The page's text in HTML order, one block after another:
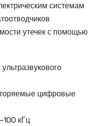
системам
утечек с помощью
цифровые
кГц